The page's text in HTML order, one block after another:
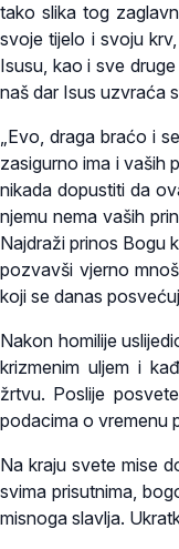
tako slika tog
svoje tijelo i svoju
Isusu, kao i sve
naš dar Isus uzvraća
„Evo, draga braćo i
zasigurno ima i vaših
nikada dopustiti da
njemu nema vaših
Najdraži prinos Bogu
pozvavši vjerno
koji se danas
Nakon homilije
krizmenim uljem i
žrtvu. Poslije
podacima o vremenu
Na kraju svete mise
svima prisutnima,
misnoga slavlja.